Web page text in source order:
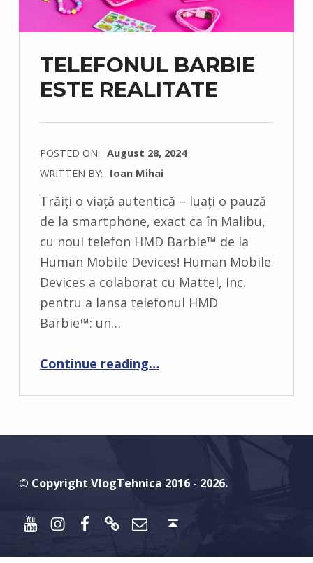
TELEFONUL BARBIE
ESTE REALITATE
POSTED ON: August 28, 2024
WRITTEN BY: Ioan Mihai
C
O
M
E
T
Trăiți o viață autentică – luați o pauză
de la smartphone, exact ca în Malibu,
cu noul telefon HMD Barbie™ de la
Human Mobile Devices! Human Mobile
Devices a colaborat cu Mattel, Inc.
pentru a lansa telefonul HMD
Barbie™: un…
Continue reading…
© Copyright VlogTehnica 2016 - 2026.
YoutubeInstagram
Facebook
Discord